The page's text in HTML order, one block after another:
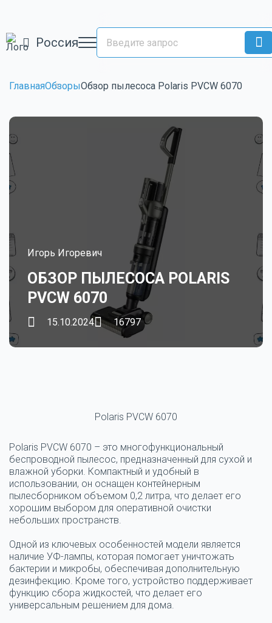
Россия
ГлавнаяОбзорыОбзор пылесоса Polaris PVCW 6070
Игорь Игоревич
ОБЗОР ПЫЛЕСОСА POLARIS
PVCW 6070
15.10.2024 16797
Polaris PVCW 6070
Polaris PVCW 6070 – это многофункциональный
беспроводной пылесос, предназначенный для сухой и
влажной уборки. Компактный и удобный в
использовании, он оснащен контейнерным
пылесборником объемом 0,2 литра, что делает его
хорошим выбором для оперативной очистки
небольших пространств.
Одной из ключевых особенностей модели является
наличие УФ-лампы, которая помогает уничтожать
бактерии и микробы, обеспечивая дополнительную
дезинфекцию. Кроме того, устройство поддерживает
функцию сбора жидкостей, что делает его
универсальным решением для дома.